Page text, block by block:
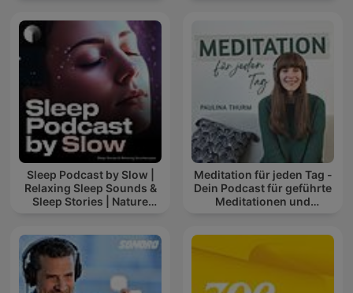
Sleep Podcast by Slow |
Relaxing Sleep Sounds &
Sleep Stories | Nature
Meditation für jeden Tag -
Dein Podcast für geführte
Meditationen und